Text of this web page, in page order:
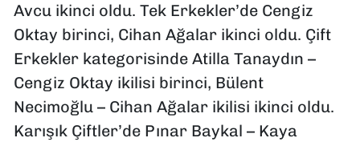
Avcu ikinci oldu. Tek Erkekler’de Cengiz
Oktay birinci, Cihan Ağalar ikinci oldu. Çift
Erkekler kategorisinde Atilla Tanaydın –
Cengiz Oktay ikilisi birinci, Bülent
Necimoğlu – Cihan Ağalar ikilisi ikinci oldu.
Karışık Çiftler’de Pınar Baykal – Kaya